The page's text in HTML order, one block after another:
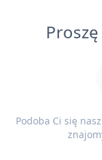
Podoba Ci się